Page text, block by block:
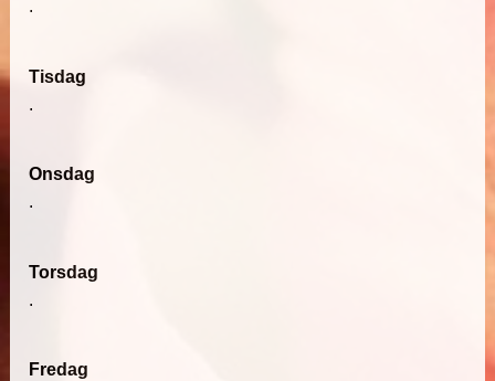
.
Tisdag
.
Onsdag
.
Torsdag
.
Fredag